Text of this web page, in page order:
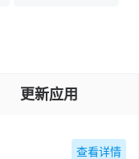
更新应用
查看详情